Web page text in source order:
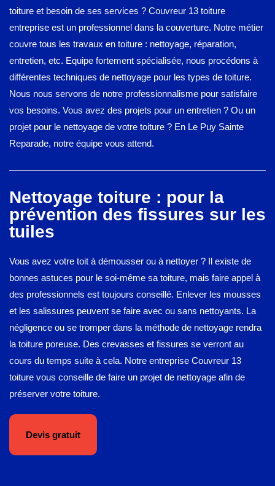
toiture et besoin de ses services ? Couvreur 13 toiture
entreprise est un professionnel dans la couverture. Notre métier
couvre tous les travaux en toiture : nettoyage, réparation,
entretien, etc. Equipe fortement spécialisée, nous procédons à
différentes techniques de nettoyage pour les types de toiture.
Nous nous servons de notre professionnalisme pour satisfaire
vos besoins. Vous avez des projets pour un entretien ? Ou un
projet pour le nettoyage de votre toiture ? En Le Puy Sainte
Reparade, notre équipe vous attend.
Nettoyage toiture : pour la
prévention des fissures sur les
tuiles
Vous avez votre toit à démousser ou à nettoyer ? Il existe de
bonnes astuces pour le soi-même sa toiture, mais faire appel à
des professionnels est toujours conseillé. Enlever les mousses
et les salissures peuvent se faire avec ou sans nettoyants. La
négligence ou se tromper dans la méthode de nettoyage rendra
la toiture poreuse. Des crevasses et fissures se verront au
cours du temps suite à cela. Notre entreprise Couvreur 13
toiture vous conseille de faire un projet de nettoyage afin de
préserver votre toiture.
Devis gratuit